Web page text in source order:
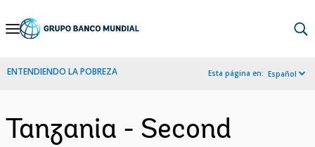
Skip
Navigation
ENTENDIENDO LA POBREZA Esta página en: Español
Tanzania - Second